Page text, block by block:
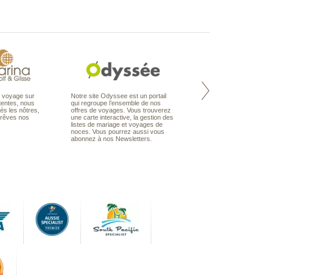
voyage sur
nous
les nôtres,
nos
Notre site Odyssee est un portail
qui regroupe l’ensemble de nos
offres de voyages. Vous trouverez
une carte interactive, la gestion des
listes de mariage et voyages de
noces. Vous pourrez aussi vous
abonnez à nos Newsletters.
Nouvelle-Zélande à la carte
organise votre séjour en Nouvelle-